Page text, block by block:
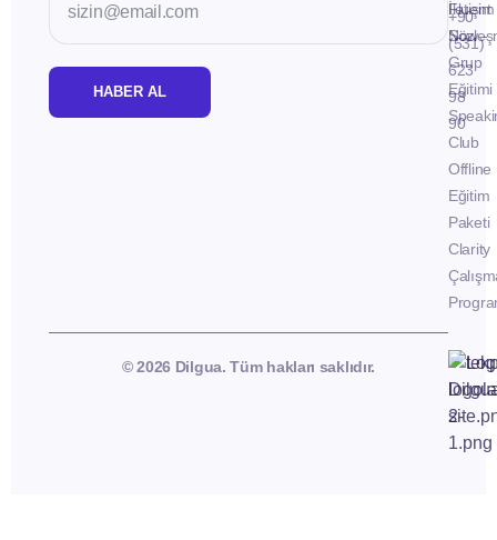
HABER AL
İletişim
Fluent
Now -
Grup
Eğitimi
Club
Offline
Eğitim
Paketi
Clarity
+90
(531)
623
98
90
© 2026 Dilgua. Tüm hakları saklıdır.